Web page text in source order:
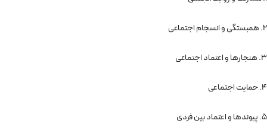
۲. همبستگی و انسجام اجتماعی
۳. هنجارها و اعتماد اجتماعی
۴. حمایت اجتماعی
۵. پیوندها و اعتماد بین فردی